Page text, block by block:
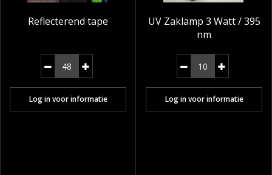
Reflecterend tape
Log in voor informatie
UV Zaklamp 3 Watt / 395
nm
Log in voor informatie